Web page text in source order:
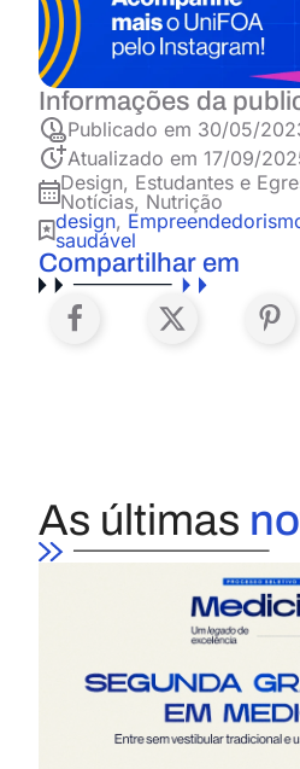
Informações da
Publicado em 30/05/
Atualizado em 17/09/
Design, Estudantes e
Notícias, Nutrição
design,
saudável
Compartilhar em
As últimas